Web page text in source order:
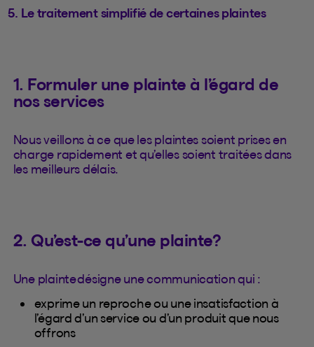
5. Le traitement simplifié de certaines plaintes
1. Formuler une plainte à l’égard de
nos services
Nous veillons à ce que les plaintes soient prises en
charge rapidement et qu’elles soient traitées dans
les meilleurs délais.
2. Qu’est-ce qu’une plainte?
Une plainte désigne une communication qui :
exprime un reproche ou une insatisfaction à
l’égard d’un service ou d’un produit que nous
offrons